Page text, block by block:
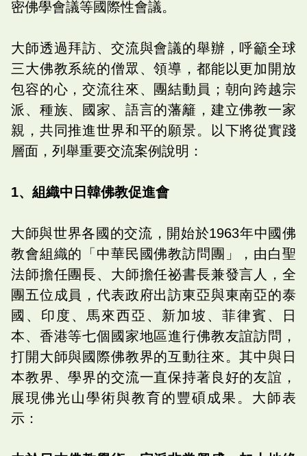
密佛學會議等國際性會議。
大師透過拜訪、交流與會議的舉辦，呼籲全球
三大佛教系統的僧眾、領導，都能以更加開放
包容的心，交流往來、團結動員；朝向跨越宗
派、種族、國家、語言的藩籬，建立佛教一家
親，共同推進世界和平的願景。以下將從實踐
層面，列舉重要交流案例說明：
1、組織中日韓佛教促進會
大師與世界各國的交流，開始於1963年中國佛
教會組織的「中華民國佛教訪問團」，由白聖
法師擔任團長、大師擔任祕書長兼發言人，全
團五位成員，代表政府出訪東亞與東南亞的泰
國、印度、馬來西亞、新加坡、菲律賓、日
本、香港等七個國家地區進行佛教友誼訪問，
打開大師與國際佛教界的互動往來。其中與日
本教界、學界的交流一直保持著良好的友誼，
展現佛光山學術與教育的豐碩成果。大師表
示：